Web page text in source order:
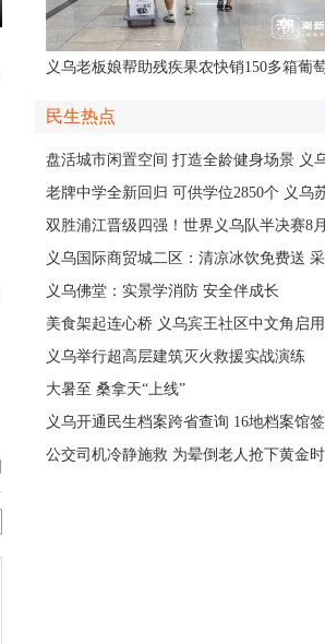
义乌老板娘帮助残疾果农快销150多箱葡
民生热点
盘活城市闲置空间 打造全龄健身场景 义
质量落地省级文体民生实事
老牌中学全新回归 可供学位2850个 义乌
中学9月投用
双胜浦江晋级四强！世界义乌队半决赛8
日主场开打
义乌国际商贸城二区：清凉冰饮免费送
商可就近领取
义乌佛堂：实景学消防 安全伴成长
美食架起连心桥 义乌宾王社区中文角启用
义乌举行超高层建筑灭火救援实战演练
大暑至 桑拿天“上线”
义乌开通民生档案跨省查询 16地档案馆
合作
公交司机冷静施救 为晕倒老人抢下黄金